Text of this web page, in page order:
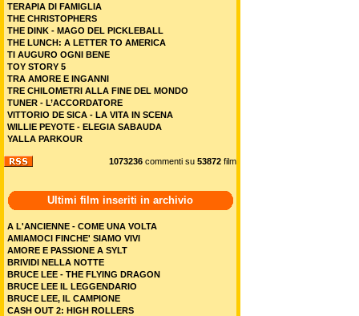
TERAPIA DI FAMIGLIA
THE CHRISTOPHERS
THE DINK - MAGO DEL PICKLEBALL
THE LUNCH: A LETTER TO AMERICA
TI AUGURO OGNI BENE
TOY STORY 5
TRA AMORE E INGANNI
TRE CHILOMETRI ALLA FINE DEL MONDO
TUNER - L’ACCORDATORE
VITTORIO DE SICA - LA VITA IN SCENA
WILLIE PEYOTE - ELEGIA SABAUDA
YALLA PARKOUR
1073236 commenti su 53872 film
Ultimi film inseriti in archivio
A L'ANCIENNE - COME UNA VOLTA
AMIAMOCI FINCHE' SIAMO VIVI
AMORE E PASSIONE A SYLT
BRIVIDI NELLA NOTTE
BRUCE LEE - THE FLYING DRAGON
BRUCE LEE IL LEGGENDARIO
BRUCE LEE, IL CAMPIONE
CASH OUT 2: HIGH ROLLERS